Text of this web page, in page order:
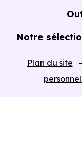
Guide de
Notre
Plan du site